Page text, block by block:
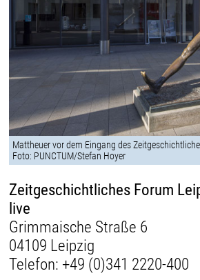
Mattheuer vor dem Eingang des
Foto: PUNCTUM/Stefan Hoyer
Zeitgeschichtliches Forum
live
Grimmaische Straße 6
04109 Leipzig
Telefon: +49 (0)341 2220-400